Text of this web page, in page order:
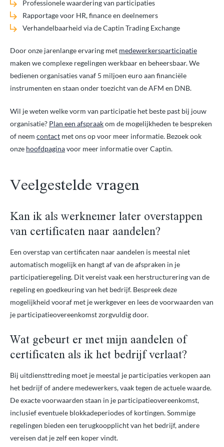
Professionele waardering van participaties
Rapportage voor HR, finance en deelnemers
Verhandelbaarheid via de Captin Trading Exchange
Door onze jarenlange ervaring met medewerkersparticipatie
maken we complexe regelingen werkbaar en beheersbaar. We
bedienen organisaties vanaf 5 miljoen euro aan financiële
instrumenten en staan onder toezicht van de AFM en DNB.
Wil je weten welke vorm van participatie het beste past bij jouw
organisatie? Plan een afspraakom de mogelijkheden te bespreken
of neem contact met ons op voor meer informatie. Bezoek ook
onze hoofdpaginavoor meer informatie over Captin.
Veelgestelde vragen
Kan ik als werknemer later overstappen
van certificaten naar aandelen?
Een overstap van certificaten naar aandelen is meestal niet
automatisch mogelijk en hangt af van de afspraken in je
participatieregeling. Dit vereist vaak een herstructurering van de
regeling en goedkeuring van het bedrijf. Bespreek deze
mogelijkheid vooraf met je werkgever en lees de voorwaarden van
je participatieovereenkomst zorgvuldig door.
Wat gebeurt er met mijn aandelen of
certificaten als ik het bedrijf verlaat?
Bij uitdiensttreding moet je meestal je participaties verkopen aan
het bedrijf of andere medewerkers, vaak tegen de actuele waarde.
De exacte voorwaarden staan in je participatieovereenkomst,
inclusief eventuele blokkadeperiodes of kortingen. Sommige
regelingen bieden een terugkoopplicht van het bedrijf, andere
vereisen dat je zelf een koper vindt.